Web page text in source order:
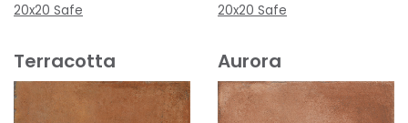
20x20 Safe
20x20 Safe
Terracotta Aurora